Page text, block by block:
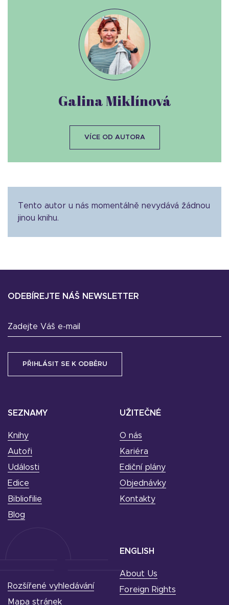
Tento autor u nás momentálně nevydává žádnou
jinou knihu.
Galina Miklínová
VÍCE OD AUTORA
SEZNAMY
Knihy
Autoři
Události
Edice
Bibliofilie
Blog
UŽITEČNÉ
O nás
Kariéra
Ediční plány
Objednávky
Kontakty
ODEBÍREJTE NÁŠ NEWSLETTER
Zadejte Váš e-mail
ENGLISH
About Us
Foreign Rights
Rozšířené vyhledávání
Mapa stránek